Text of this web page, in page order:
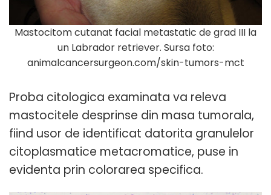
Mastocitom cutanat facial metastatic de grad III la
un Labrador retriever. Sursa foto:
animalcancersurgeon.com/skin-tumors-mct
Proba citologica examinata va releva
mastocitele desprinse din masa tumorala,
fiind usor de identificat datorita granulelor
citoplasmatice metacromatice, puse in
evidenta prin colorarea specifica.